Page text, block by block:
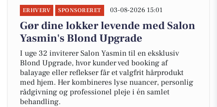
ERHVERV SPONSORERET 03-08-2026 15:01
Gør dine lokker levende med Salon
Yasmin's Blond Upgrade
I uge 32 inviterer Salon Yasmin til en eksklusiv
Blond Upgrade, hvor kunder ved booking af
balayage eller reflekser får et valgfrit hårprodukt
med hjem. Her kombineres lyse nuancer, personlig
rådgivning og professionel pleje i én samlet
behandling.